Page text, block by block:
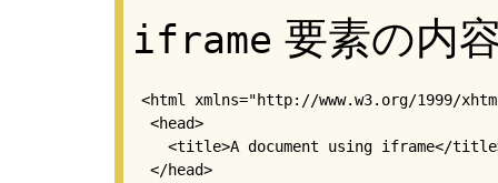
iframe 要素の内
<html xmlns="http://www.w3.org/1999/
  <head>
<title>A document using iframe</
  </head>